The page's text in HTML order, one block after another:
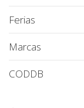
Ferias
Marcas
CODDB